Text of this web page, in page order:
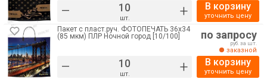
– шт. + В корзину
уточнить цену
Пакет с пласт.руч. ФОТОПЕЧАТЬ 36х34
(85 мкм) ПЛР Ночной город [10/100]
– шт. +
по запросу
руб. за шт.
заказной
В корзину
уточнить цену